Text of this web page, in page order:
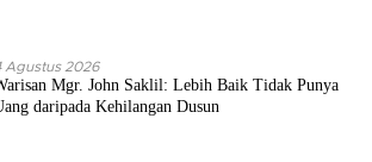
Agustus 2026
Mgr. John Saklil: Lebih Baik Tidak Punya
daripada Kehilangan Dusun